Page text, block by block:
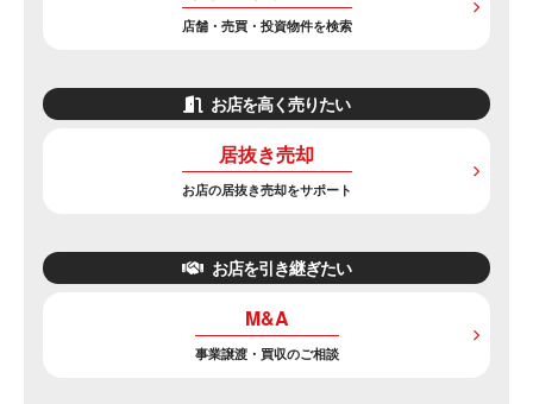
店舗・売買・投資物件を検索
お店を高く売りたい
居抜き売却
お店の居抜き売却をサポート
お店を引き継ぎたい
M&A
事業譲渡・買収のご相談